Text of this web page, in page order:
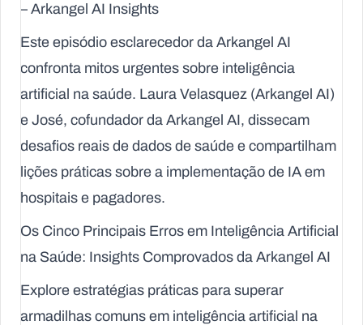
– Arkangel AI Insights
Este episódio esclarecedor da Arkangel AI
confronta mitos urgentes sobre inteligência
artificial na saúde. Laura Velasquez (Arkangel AI)
e José, cofundador da Arkangel AI, dissecam
desafios reais de dados de saúde e compartilham
lições práticas sobre a implementação de IA em
hospitais e pagadores.
Os Cinco Principais Erros em Inteligência Artificial
na Saúde: Insights Comprovados da Arkangel AI
Explore estratégias práticas para superar
armadilhas comuns em inteligência artificial na